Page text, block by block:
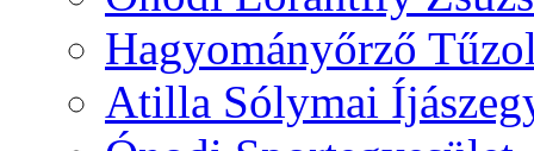
Hagyományőrző
Atilla Sólymai